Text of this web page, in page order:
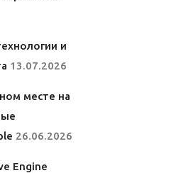
и
13.07.2026
месте на
26.06.2026
Engine